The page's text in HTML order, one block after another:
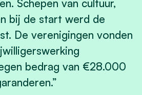
Schepen van cultuur,
bij de start werd de
De verenigingen vonden
bedrag van €28.000